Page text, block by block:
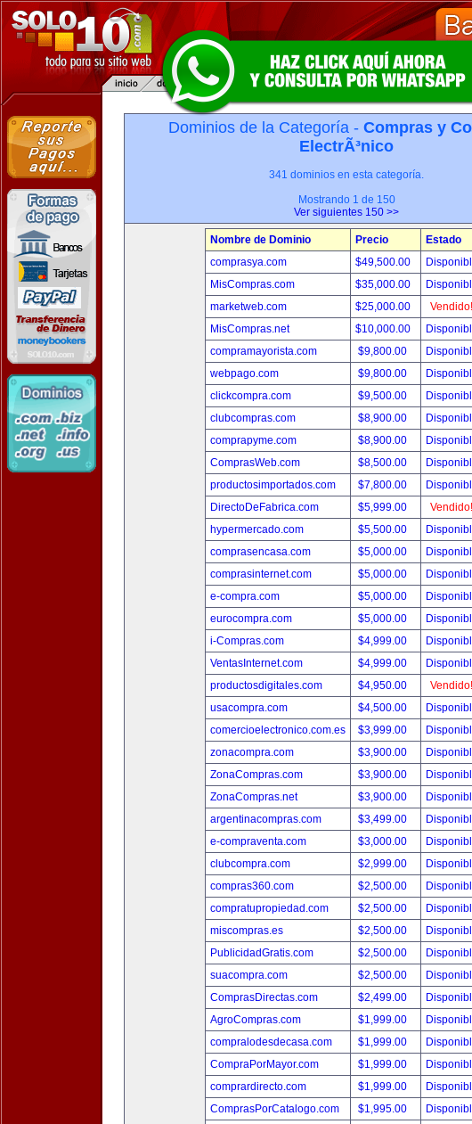
Dominios de la Categoría - Compras y
ElectrÃ³nico
341 dominios en esta categoría.
Mostrando 1 de 150
Ver siguientes 150 >>
Nombre de Dominio Precio
Estado
comprasya.com
$49,500.00
MisCompras.com
$35,000.00
marketweb.com
$25,000.00
Vendido!
MisCompras.net
$10,000.00
compramayorista.com
$9,800.00
webpago.com
$9,800.00
clickcompra.com
$9,500.00
clubcompras.com
$8,900.00
comprapyme.com
$8,900.00
ComprasWeb.com
$8,500.00
productosimportados.com
$7,800.00
DirectoDeFabrica.com
$5,999.00
Vendido!
hypermercado.com
$5,500.00
comprasencasa.com
$5,000.00
comprasinternet.com
$5,000.00
e-compra.com
$5,000.00
eurocompra.com
$5,000.00
i-Compras.com
$4,999.00
VentasInternet.com
$4,999.00
productosdigitales.com
$4,950.00
Vendido!
usacompra.com
$4,500.00
comercioelectronico.com.es
$3,999.00
zonacompra.com
$3,900.00
ZonaCompras.com
$3,900.00
ZonaCompras.net
$3,900.00
argentinacompras.com
$3,499.00
e-compraventa.com
$3,000.00
clubcompra.com
$2,999.00
compras360.com
$2,500.00
compratupropiedad.com
$2,500.00
miscompras.es
$2,500.00
PublicidadGratis.com
$2,500.00
suacompra.com
$2,500.00
ComprasDirectas.com
$2,499.00
AgroCompras.com
$1,999.00
compralodesdecasa.com
$1,999.00
CompraPorMayor.com
$1,999.00
comprardirecto.com
$1,999.00
ComprasPorCatalogo.com
$1,995.00